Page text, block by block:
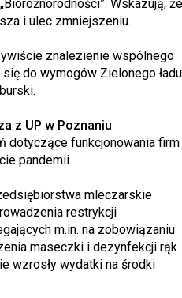
Wskazują, że
i ulec zmniejszeniu.
znalezienie wspólnego
do wymogów Zielonego ładu
z UP w Poznaniu
dotyczące funkcjonowania firm
pandemii.
mleczarskie
restrykcji
m.in. na zobowiązaniu
maseczki i dezynfekcji rąk.
wzrosły wydatki na środki